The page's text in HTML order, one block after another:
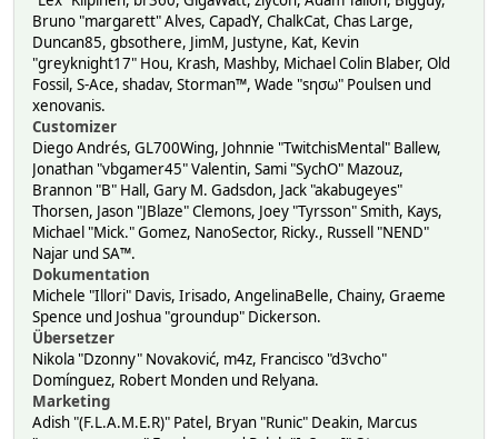
Bruno "margarett" Alves, CapadY, ChalkCat, Chas Large,
Duncan85, gbsothere, JimM, Justyne, Kat, Kevin
"greyknight17" Hou, Krash, Mashby, Michael Colin Blaber, Old
Fossil, S-Ace, shadav, Storman™, Wade "sησω" Poulsen und
xenovanis.
Customizer
Diego Andrés, GL700Wing, Johnnie "TwitchisMental" Ballew,
Jonathan "vbgamer45" Valentin, Sami "SychO" Mazouz,
Brannon "B" Hall, Gary M. Gadsdon, Jack "akabugeyes"
Thorsen, Jason "JBlaze" Clemons, Joey "Tyrsson" Smith, Kays,
Michael "Mick." Gomez, NanoSector, Ricky., Russell "NEND"
Najar und SA™.
Dokumentation
Michele "Illori" Davis, Irisado, AngelinaBelle, Chainy, Graeme
Spence und Joshua "groundup" Dickerson.
Übersetzer
Nikola "Dzonny" Novaković, m4z, Francisco "d3vcho"
Domínguez, Robert Monden und Relyana.
Marketing
Adish "(F.L.A.M.E.R)" Patel, Bryan "Runic" Deakin, Marcus